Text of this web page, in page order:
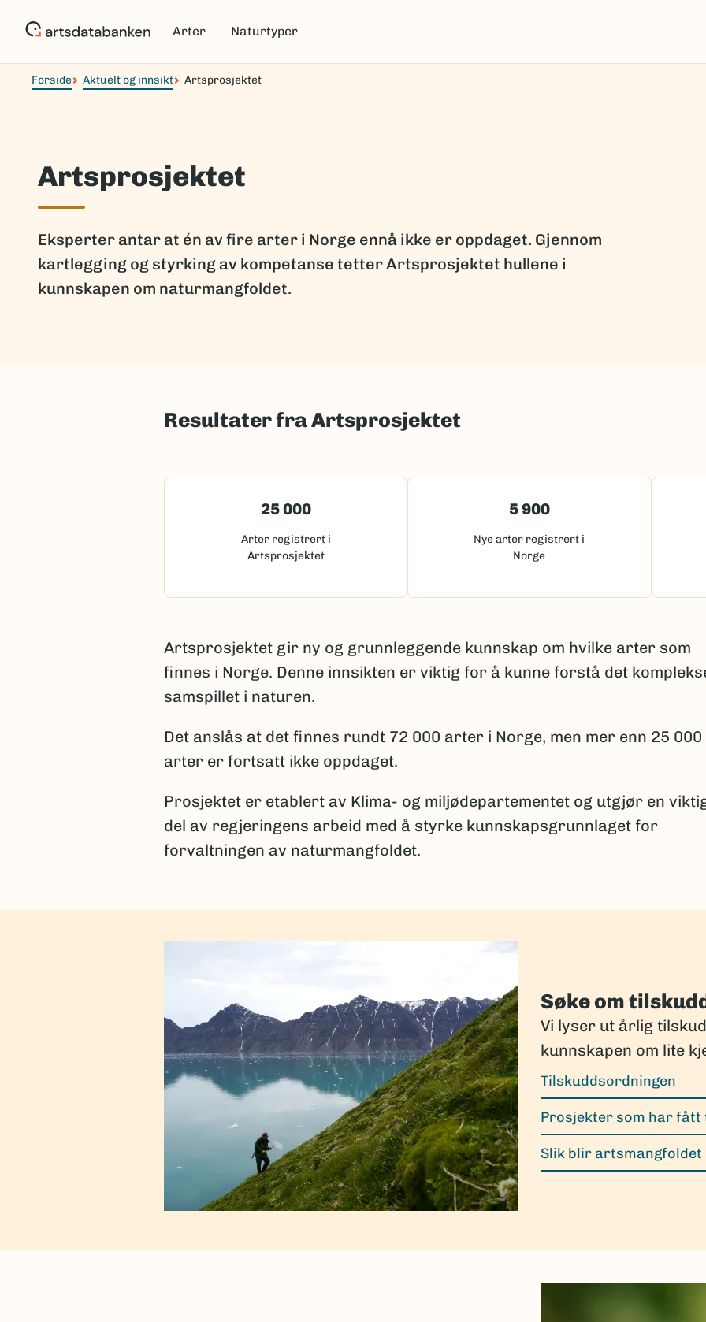
Arter Naturtyper
Forside Aktuelt og innsikt Artsprosjektet
Artsprosjektet
Eksperter antar at én av fire arter i Norge ennå ikke er oppdaget. Gjennom
kartlegging og styrking av kompetanse tetter Artsprosjektet hullene i
kunnskapen om naturmangfoldet.
Resultater fra Artsprosjektet
25 000
Arter registrert i
Artsprosjektet
5 900
Nye arter registrert i
Norge
Artsprosjektet gir ny og grunnleggende kunnskap om hvilke arter som
finnes i Norge. Denne innsikten er viktig for å kunne forstå det
samspillet i naturen.
Det anslås at det finnes rundt 72 000 arter i Norge, men mer enn 25 000
arter er fortsatt ikke oppdaget.
Prosjektet er etablert av Klima- og miljødepartementet og utgjør en
del av regjeringens arbeid med å styrke kunnskapsgrunnlaget for
forvaltningen av naturmangfoldet.
Søke om
Vi lyser ut årlig
kunnskapen om lite
Tilskuddsordningen
Prosjekter som har fått
Slik blir